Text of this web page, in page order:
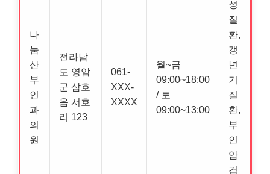
나
눔
산
부
인
과
의
원
전라남
도 영암
군 삼호
읍 서호
리 123
061-
XXX-
XXXX
월~금
09:00~18:00
/ 토
09:00~13:00
성
질
환,
갱
년
기
질
환,
부
인
암
검